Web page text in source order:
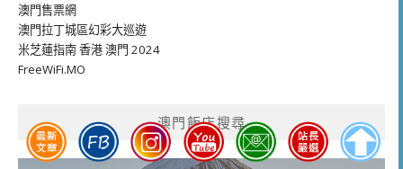
澳門售票網
澳門拉丁城區幻彩大巡遊
米芝蓮指南 香港 澳門 2024
FreeWiFi.MO
澳門飯店搜尋